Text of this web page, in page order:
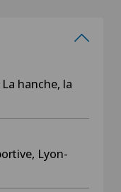
hanche, la
Lyon-